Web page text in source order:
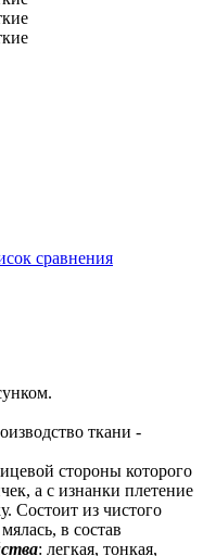
сравнения
ткани -
стороны которого
а с изнанки плетение
Состоит из чистого
в состав
: легкая, тонкая,